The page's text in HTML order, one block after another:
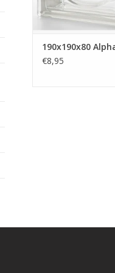
190x190x80
€8,95